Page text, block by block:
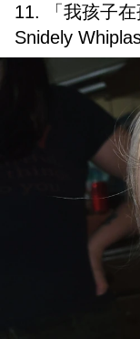
11. 「我孩子
Snidely